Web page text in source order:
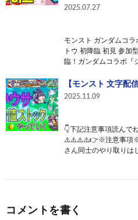
2025.07.27
モンスト ガンダムコ
トウ 初降臨 初見 参加
臨！ガンダムコラボ『
【モンスト 文字配
2025.11.09
👇下記注意事項読んで
⚠️⚠️⚠️⚠️👉※注意事項
さん同士のやり取りは
コメントを書く